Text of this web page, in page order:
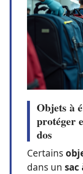
Objets à
protéger
dos
Certains
dans un sac